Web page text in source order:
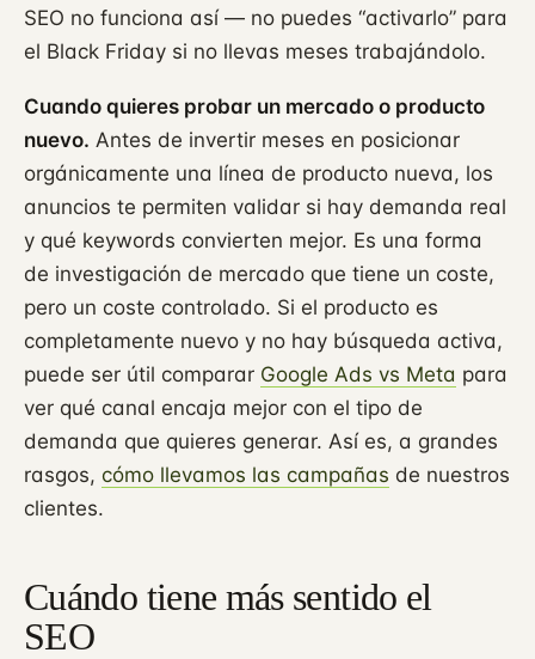
SEO no funciona así — no puedes “activarlo” para
el Black Friday si no llevas meses trabajándolo.
Cuando quieres probar un mercado o producto
nuevo. Antes de invertir meses en posicionar
orgánicamente una línea de producto nueva, los
anuncios te permiten validar si hay demanda real
y qué keywords convierten mejor. Es una forma
de investigación de mercado que tiene un coste,
pero un coste controlado. Si el producto es
completamente nuevo y no hay búsqueda activa,
puede ser útil comparar Google Ads vs Meta para
ver qué canal encaja mejor con el tipo de
demanda que quieres generar. Así es, a grandes
rasgos, cómo llevamos las campañas de nuestros
clientes.
Cuándo tiene más sentido el
SEO